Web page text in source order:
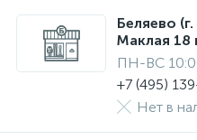
Беляево
Маклая
ПН-ВС
+7 (495)
Нет в